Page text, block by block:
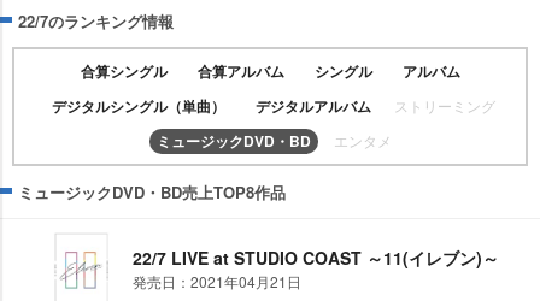
22/7のランキング情報
合算シングル 合算アルバム シングル
アルバム
デジタルシングル（単曲）
デジタルアルバム ストリーミング
ミュージックDVD・BD エンタメ
ミュージックDVD・BD売上TOP8作品
22/7 LIVE at STUDIO COAST ～11(イレブン)～
発売日：2021年04月21日